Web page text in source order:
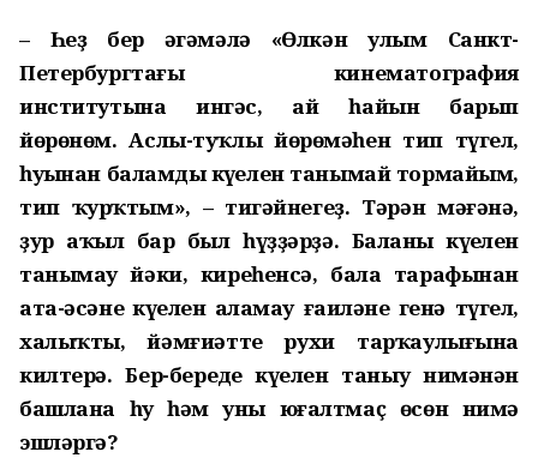
– Һеҙ бер әңгәмәлә «Өлкән улым Санкт-
Петербургтағы кинематография
институтына ингәс, ай һайын барып
йөрөнөм. Аслы-туҡлы йөрөмәһен тип түгел,
һуңынан баламдың күңелен танымай тормайым,
тип ҡурҡтым», – тигәйнегеҙ. Тәрән мәғәнә,
ҙур аҡыл бар был һүҙҙәрҙә. Баланың күңелен
танымау йәки, киреһенсә, бала тарафынан
ата-әсәнең күңелен аңламау ғаиләнең генә түгел,
халыҡтың, йәмғиәттең рухи тарҡаулығына
килтерә. Бер-береңдең күңелен таныу нимәнән
башлана һуң һәм уны юғалтмаҫ өсөн нимә
эшләргә?